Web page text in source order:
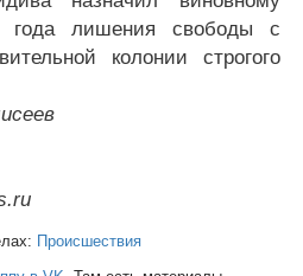
года лишения свободы с
колонии строгого
Происшествия